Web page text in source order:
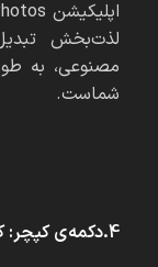
لذت‌بخش
شماست.
4.دکمه‌ی کپچر: کنترل خلاقیت، ساده‌تر از همیشه